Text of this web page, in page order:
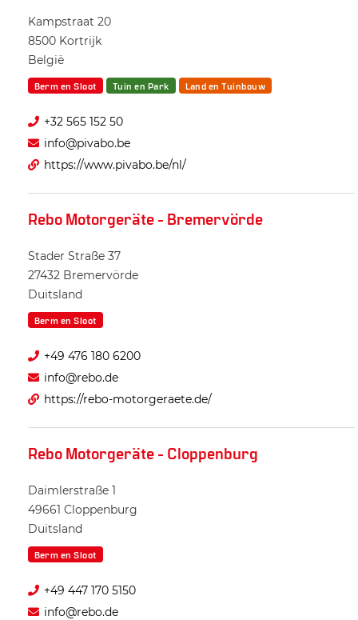
Kampstraat 20
8500 Kortrijk
België
Berm en Sloot Tuin en Park Land en Tuinbouw
+32 565 152 50
info@pivabo.be
https://www.pivabo.be/nl/
Rebo Motorgeräte - Bremervörde
Stader Straße 37
27432 Bremervörde
Duitsland
Berm en Sloot
+49 476 180 6200
info@rebo.de
https://rebo-motorgeraete.de/
Rebo Motorgeräte - Cloppenburg
Daimlerstraße 1
49661 Cloppenburg
Duitsland
Berm en Sloot
+49 447 170 5150
info@rebo.de